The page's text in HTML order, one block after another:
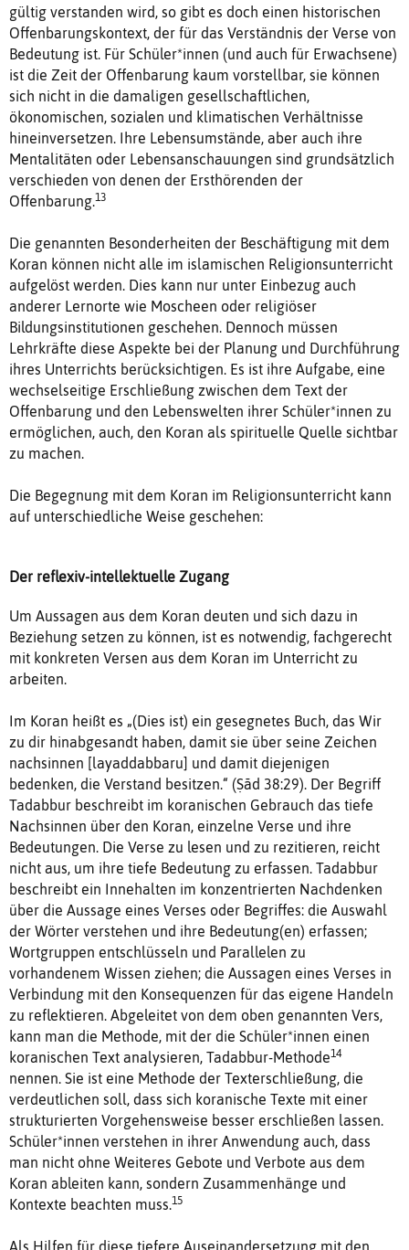
gültig verstanden wird, so gibt es doch einen historischen
Offenbarungskontext, der für das Verständnis der Verse von
Bedeutung ist. Für Schüler*innen (und auch für Erwachsene)
ist die Zeit der Offenbarung kaum vorstellbar, sie können
sich nicht in die damaligen gesellschaftlichen,
ökonomischen, sozialen und klimatischen Verhältnisse
hineinversetzen. Ihre Lebensumstände, aber auch ihre
Mentalitäten oder Lebensanschauungen sind grundsätzlich
verschieden von denen der Ersthörenden der
Offenbarung.13
Die genannten Besonderheiten der Beschäftigung mit dem
Koran können nicht alle im islamischen Religionsunterricht
aufgelöst werden. Dies kann nur unter Einbezug auch
anderer Lernorte wie Moscheen oder religiöser
Bildungsinstitutionen geschehen. Dennoch müssen
Lehrkräfte diese Aspekte bei der Planung und Durchführung
ihres Unterrichts berücksichtigen. Es ist ihre Aufgabe, eine
wechselseitige Erschließung zwischen dem Text der
Offenbarung und den Lebenswelten ihrer Schüler*innen zu
ermöglichen, auch, den Koran als spirituelle Quelle sichtbar
zu machen.
Die Begegnung mit dem Koran im Religionsunterricht kann
auf unterschiedliche Weise geschehen:
Der reflexiv-intellektuelle Zugang
Um Aussagen aus dem Koran deuten und sich dazu in
Beziehung setzen zu können, ist es notwendig, fachgerecht
mit konkreten Versen aus dem Koran im Unterricht zu
arbeiten.
Im Koran heißt es „(Dies ist) ein gesegnetes Buch, das Wir
zu dir hinabgesandt haben, damit sie über seine Zeichen
nachsinnen [layaddabbaru] und damit diejenigen
bedenken, die Verstand besitzen.“ (Ṣād 38:29). Der Begriff
Tadabbur beschreibt im koranischen Gebrauch das tiefe
Nachsinnen über den Koran, einzelne Verse und ihre
Bedeutungen. Die Verse zu lesen und zu rezitieren, reicht
nicht aus, um ihre tiefe Bedeutung zu erfassen. Tadabbur
beschreibt ein Innehalten im konzentrierten Nachdenken
über die Aussage eines Verses oder Begriffes: die Auswahl
der Wörter verstehen und ihre Bedeutung(en) erfassen;
Wortgruppen entschlüsseln und Parallelen zu
vorhandenem Wissen ziehen; die Aussagen eines Verses in
Verbindung mit den Konsequenzen für das eigene Handeln
zu reflektieren. Abgeleitet von dem oben genannten Vers,
kann man die Methode, mit der die Schüler*innen einen
koranischen Text analysieren, Tadabbur-Methode14
nennen. Sie ist eine Methode der Texterschließung, die
verdeutlichen soll, dass sich koranische Texte mit einer
strukturierten Vorgehensweise besser erschließen lassen.
Schüler*innen verstehen in ihrer Anwendung auch, dass
man nicht ohne Weiteres Gebote und Verbote aus dem
Koran ableiten kann, sondern Zusammenhänge und
Kontexte beachten muss.15
Als Hilfen für diese tiefere Auseinandersetzung mit den